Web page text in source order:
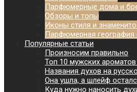
Парфюмерные дома и
Обзоры и топы
Иконы стиля и
Парфюмерная география
Популярные статьи
Произносим правильно
Топ 10 мужских
Названия духов на
Она ушла, а шлейф
Куда нужно наносить